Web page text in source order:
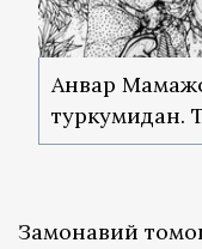
Анвар
туркумидан.
Замонавий